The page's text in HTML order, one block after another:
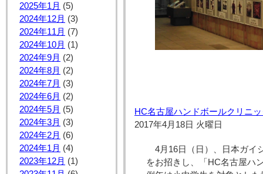
2025年1月 (5)
2024年12月 (3)
2024年11月 (7)
2024年10月 (1)
2024年9月 (2)
2024年8月 (2)
2024年7月 (3)
2024年6月 (2)
2024年5月 (5)
2024年3月 (3)
2024年2月 (6)
2024年1月 (4)
2023年12月 (1)
HC名古屋ハンドボールクリニ
2017年4月18日 火曜日
4月16日（日）、日本ガイ
をお招きし、「HC名古屋ハ